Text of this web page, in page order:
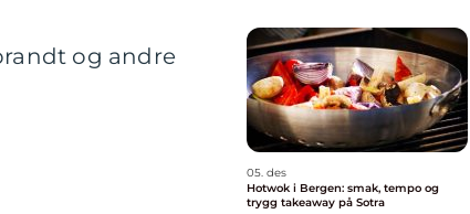
og andre
05. des
Hotwok i Bergen: smak, tempo og
trygg takeaway på Sotra